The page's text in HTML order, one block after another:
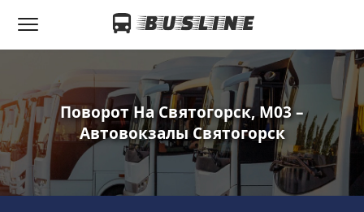
Поворот На Святогорск, M03 –
Автовокзалы Святогорск